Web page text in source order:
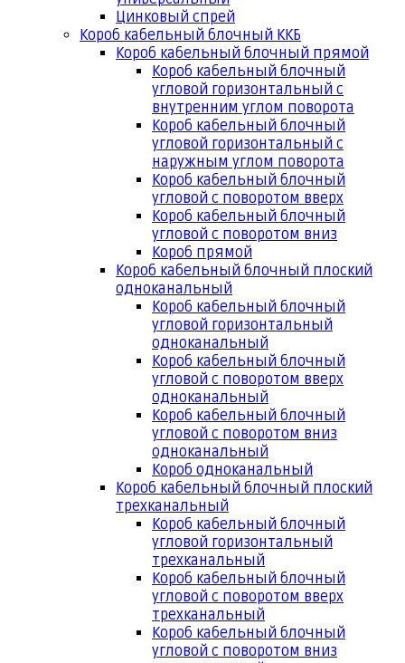
Цинковый спрей
Короб кабельный блочный ККБ
Короб кабельный блочный прямой
Короб кабельный блочный
угловой горизонтальный с
внутренним углом поворота
Короб кабельный блочный
угловой горизонтальный с
наружным углом поворота
Короб кабельный блочный
угловой с поворотом вверх
Короб кабельный блочный
угловой с поворотом вниз
Короб прямой
Короб кабельный блочный плоский
одноканальный
Короб кабельный блочный
угловой горизонтальный
одноканальный
Короб кабельный блочный
угловой с поворотом вверх
одноканальный
Короб кабельный блочный
угловой с поворотом вниз
одноканальный
Короб одноканальный
Короб кабельный блочный плоский
трехканальный
Короб кабельный блочный
угловой горизонтальный
трехканальный
Короб кабельный блочный
угловой с поворотом вверх
трехканальный
Короб кабельный блочный
угловой с поворотом вниз